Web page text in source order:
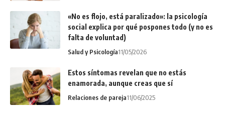
«No es flojo, está paralizado»: la psicología
social explica por qué pospones todo (y no es
falta de voluntad)
Salud y Psicología11/05/2026
Estos síntomas revelan que no estás
enamorada, aunque creas que sí
Relaciones de pareja11/06/2025